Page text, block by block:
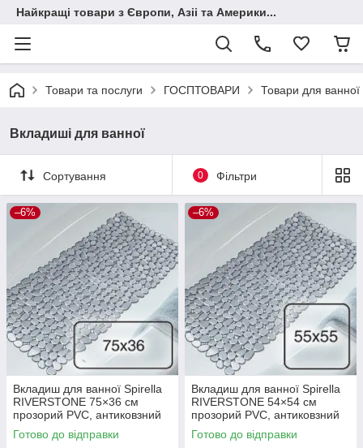
Найкращі товари з Європи, Азіі та Америки...
Товари та послуги ГОСПТОВАРИ Товари для ванної
Вкладиші для ванної
Сортування 0 Фільтри
–6%
Вкладиш для ванної Spirella
RIVERSTONE 75×36 см
прозорий PVC, антиковзний
килимок у ванну на
присосках, Швейцарія
Готово до відправки
–6%
Вкладиш для ванної Spirella
RIVERSTONE 54×54 см
прозорий PVC, антиковзний
килимок на присосках для
ванни, Швейцарія
Готово до відправки